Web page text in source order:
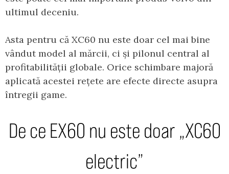
ultimul deceniu.
Asta pentru că XC60 nu este doar cel mai bine
vândut model al mărcii, ci și pilonul central al
profitabilității globale. Orice schimbare majoră
aplicată acestei rețete are efecte directe asupra
întregii game.
De ce EX60 nu este doar „XC60
electric”